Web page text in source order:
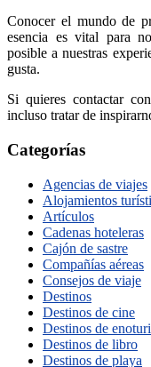
Conocer el mundo de
esencia es vital para
posible a nuestras
gusta.
Si quieres contactar
incluso tratar de
Categorías
Agencias de viajes
Alojamientos
Artículos
Cadenas hoteleras
Cajón de sastre
Compañías aéreas
Consejos de viaje
Destinos
Destinos de cine
Destinos de
Destinos de libro
Destinos de playa